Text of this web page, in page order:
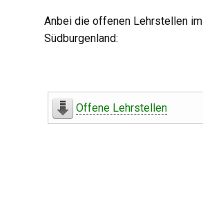
Anbei die offenen Lehrstellen im
Südburgenland:
Offene Lehrstellen